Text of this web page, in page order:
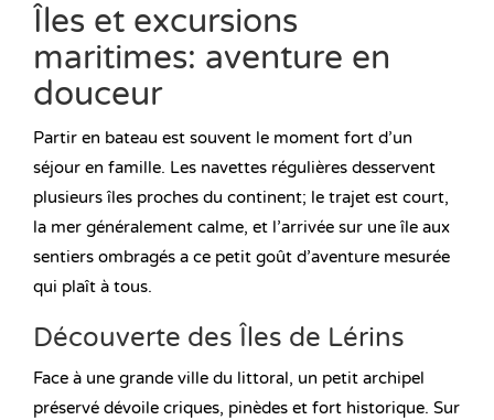
Îles et excursions
maritimes: aventure en
douceur
Partir en bateau est souvent le moment fort d’un
séjour en famille. Les navettes régulières desservent
plusieurs îles proches du continent; le trajet est court,
la mer généralement calme, et l’arrivée sur une île aux
sentiers ombragés a ce petit goût d’aventure mesurée
qui plaît à tous.
Découverte des Îles de Lérins
Face à une grande ville du littoral, un petit archipel
préservé dévoile criques, pinèdes et fort historique. Sur